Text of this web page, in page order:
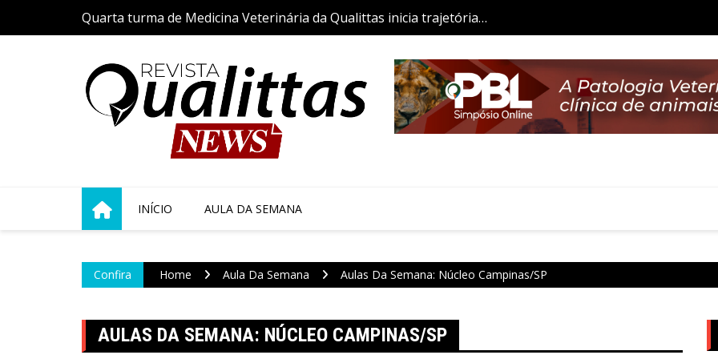
24 anos de
Quarta turma de Medicina Veterinária da Qualittas inicia trajetória
acadêmica com a tradicional Cerimônia do Jaleco
INÍCIO AULA DA SEMANA
Confira Home Aula Da Semana Aulas Da Semana: Núcleo Campinas/SP
AULAS DA SEMANA: NÚCLEO CAMPINAS/SP